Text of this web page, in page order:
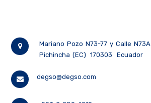
Mariano Pozo N73-77 y Calle N73A
Pichincha (EC)
170303 Ecuador
degso@degso.com